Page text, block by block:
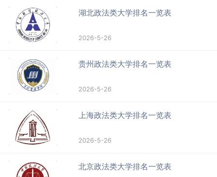
湖北政法类大学排名一览表
2026-5-26
贵州政法类大学排名一览表
2026-5-26
上海政法类大学排名一览表
2026-5-26
北京政法类大学排名一览表